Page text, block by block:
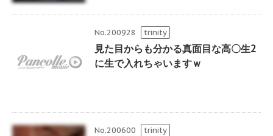
No.200928 trinity
見た目からも分かる真面目な高〇生2
に生で入れちゃいますｗ
No.200600 trinity